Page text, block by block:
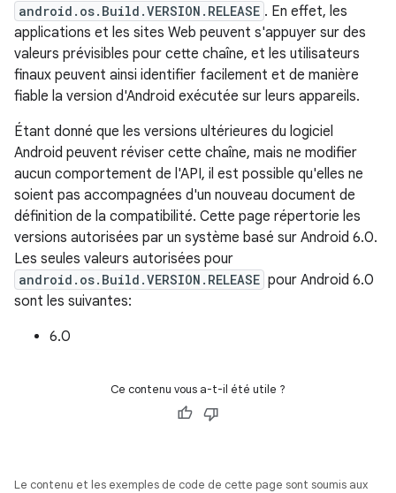
android.os.Build.VERSION.RELEASE . En effet, les
applications et les sites Web peuvent s'appuyer sur des
valeurs prévisibles pour cette chaîne, et les utilisateurs
finaux peuvent ainsi identifier facilement et de manière
fiable la version d'Android exécutée sur leurs appareils.
Étant donné que les versions ultérieures du logiciel
Android peuvent réviser cette chaîne, mais ne modifier
aucun comportement de l'API, il est possible qu'elles ne
soient pas accompagnées d'un nouveau document de
définition de la compatibilité. Cette page répertorie les
versions autorisées par un système basé sur Android 6.0.
Les seules valeurs autorisées pour
android.os.Build.VERSION.RELEASE pour Android 6.0
sont les suivantes:
6.0
Ce contenu vous a-t-il été utile ?
Le contenu et les exemples de code de cette page sont soumis aux